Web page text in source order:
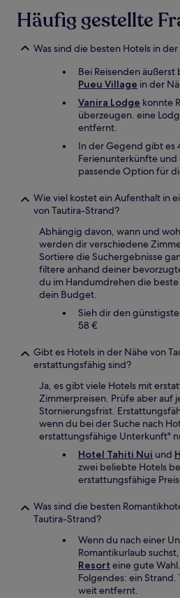
Häufig gestellte
Was sind die besten Hotels in
Bei Reisenden
Pueu Village in der
Vanira Lodge konnte
überzeugen. eine
entfernt.
In der Gegend gibt es
Ferienunterkünfte und
passende Option für
Wie viel kostet ein Aufenthalt in
von Tautira-Strand?
Abhängig davon, wann und
werden dir verschiedene
Sortiere die Suchergebnisse
filtere anhand deiner
du im Handumdrehen die
dein Budget.
Sieh dir den
58 €
Gibt es Hotels in der Nähe von
erstattungsfähig sind?
Ja, es gibt viele Hotels mit
Zimmerpreisen. Prüfe aber auf
Stornierungsfrist.
wenn du bei der Suche nach
erstattungsfähige Unterkunft"
Hotel Tahiti Nui und
zwei beliebte Hotels
erstattungsfähige
Was sind die besten
Tautira-Strand?
Wenn du nach einer
Romantikurlaub
Resort eine gute
Folgendes: ein
weit entfernt.